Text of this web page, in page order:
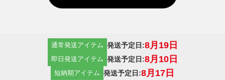
通常発送アイテム 発送予定日:8月19日
即日発送アイテム 発送予定日:8月10日
短納期アイテム 発送予定日:8月17日